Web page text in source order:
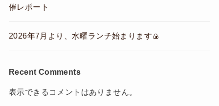
催レポート
2026年7月より、水曜ランチ始まります🍙
Recent Comments
表示できるコメントはありません。